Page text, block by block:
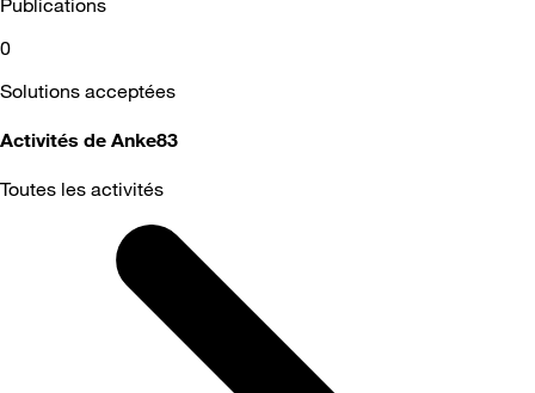
0
Solutions acceptées
Activités de Anke83
Toutes les activités